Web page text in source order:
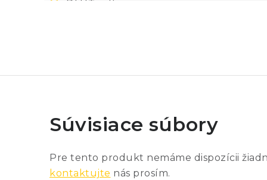
DLHT software.
Temperature accuracy
Súvisiace súbory
Pre tento produkt nemáme dispozícii
kontaktujte nás prosím.